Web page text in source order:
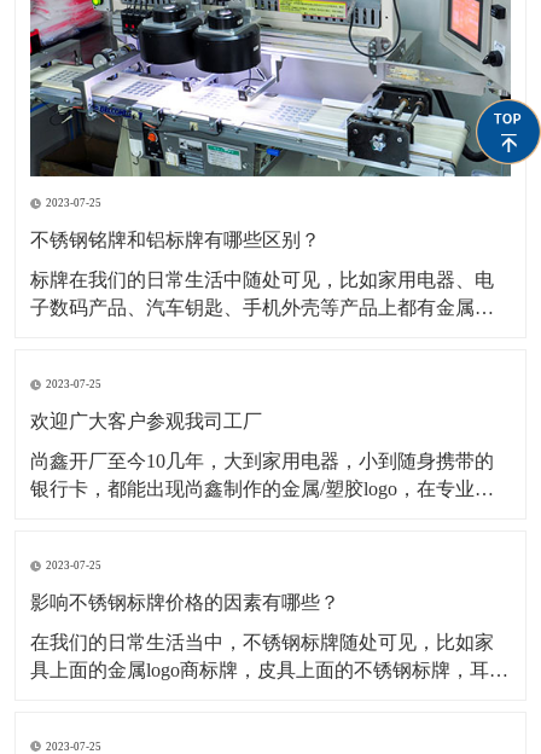
2023-07-25
不锈钢铭牌和铝标牌有哪些区别？
标牌在我们的日常生活中随处可见，比如家用电器、电
子数码产品、汽车钥匙、手机外壳等产品上都有金属标
锈钢材质、铝合金材质、金属纯镍材质、锌合金材质
等，今天小编主要为大家介绍不锈钢铭牌和铝标牌有哪
些不一样。一、
2023-07-25
欢迎广大客户参观我司工厂
尚鑫开厂至今10几年，大到家用电器，小到随身携带的
银行卡，都能出现尚鑫制作的金属/塑胶logo，在专业的
作的客户审厂的日子，他们一行有5人，这5人分工明
确，各自审核自己负责的部分
2023-07-25
影响不锈钢标牌价格的因素有哪些？
​在我们的日常生活当中，不锈钢标牌随处可见，比如家
具上面的金属logo商标牌，皮具上面的不锈钢标牌，耳机
2023-07-25